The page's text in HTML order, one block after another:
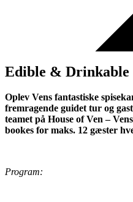
Edible & Drinkable
Oplev Vens fantastiske
fremragende guidet tur og
teamet på House of Ven –
bookes for maks. 12 gæster
Program: